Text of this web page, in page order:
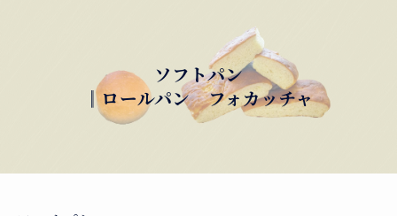
ソフトパン
║ロールパン フォカッチャ